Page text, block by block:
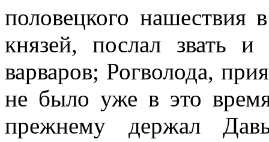
половецкого нашествия
князей, послал звать
варваров; Рогволода,
не было уже в это
прежнему держал